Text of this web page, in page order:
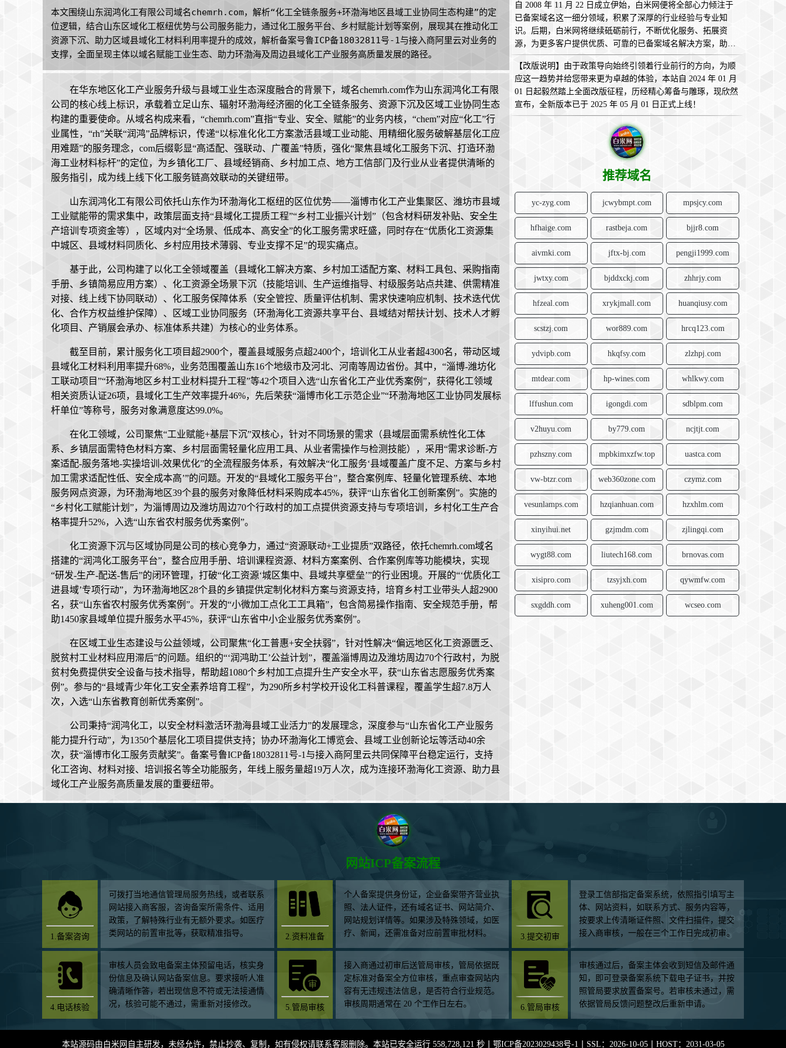
本文围绕山东润鸿化工有限公司域名chemrh.com，解析“化工全链条服务+环渤海地区县域工业协同生态构建”的定
位逻辑，结合山东区域化工枢纽优势与公司服务能力，通过化工服务平台、乡村赋能计划等案例，展现其在推动化工
资源下沉、助力区域县域化工材料利用率提升的成效，解析备案号鲁ICP备18032811号-1与接入商阿里云对业务的
支撑，全面呈现主体以域名赋能工业生态、助力环渤海及周边县域化工产业服务高质量发展的路径。
在华东地区化工产业服务升级与县域工业生态深度融合的背景下，域名chemrh.com作为山东润鸿化工有限
公司的核心线上标识，承载着立足山东、辐射环渤海经济圈的化工全链条服务、资源下沉及区域工业协同生态
构建的重要使命。从域名构成来看，“chemrh.com”直指“专业、安全、赋能”的业务内核，“chem”对应“化工”行
业属性，“rh”关联“润鸿”品牌标识，传递“以标准化化工方案激活县域工业动能、用精细化服务破解基层化工应
用难题”的服务理念，com后缀彰显“高适配、强联动、广覆盖”特质，强化“聚焦县域化工服务下沉、打造环渤
海工业材料标杆”的定位，为乡镇化工厂、县域经销商、乡村加工点、地方工信部门及行业从业者提供清晰的
服务指引，成为线上线下化工服务链高效联动的关键纽带。
山东润鸿化工有限公司依托山东作为环渤海化工枢纽的区位优势——淄博市化工产业集聚区、潍坊市县域
工业赋能带的需求集中，政策层面支持“县域化工提质工程”“乡村工业振兴计划”（包含材料研发补贴、安全生
产培训专项资金等），区域内对“全场景、低成本、高安全”的化工服务需求旺盛，同时存在“优质化工资源集
中城区、县域材料同质化、乡村应用技术薄弱、专业支撑不足”的现实痛点。
基于此，公司构建了以化工全领域覆盖（县域化工解决方案、乡村加工适配方案、材料工具包、采购指南
手册、乡镇简易应用方案）、化工资源全场景下沉（技能培训、生产运维指导、村级服务站点共建、供需精准
对接、线上线下协同联动）、化工服务保障体系（安全管控、质量评估机制、需求快速响应机制、技术迭代优
化、合作方权益维护保障）、区域工业协同服务（环渤海化工资源共享平台、县域结对帮扶计划、技术人才孵
化项目、产销展会承办、标准体系共建）为核心的业务体系。
截至目前，累计服务化工项目超2900个，覆盖县域服务点超2400个，培训化工从业者超4300名，带动区域
县域化工材料利用率提升68%，业务范围覆盖山东16个地级市及河北、河南等周边省份。其中，“淄博-潍坊化
工联动项目”“环渤海地区乡村工业材料提升工程”等42个项目入选“山东省化工产业优秀案例”，获得化工领域
相关资质认证26项，县域化工生产效率提升46%，先后荣获“淄博市化工示范企业”“环渤海地区工业协同发展标
杆单位”等称号，服务对象满意度达99.0%。
在化工领域，公司聚焦“工业赋能+基层下沉”双核心，针对不同场景的需求（县域层面需系统性化工体
系、乡镇层面需特色材料方案、乡村层面需轻量化应用工具、从业者需操作与检测技能），采用“需求诊断-方
案适配-服务落地-实操培训-效果优化”的全流程服务体系，有效解决“化工服务‘县域覆盖广度不足、方案与乡村
加工需求适配性低、安全成本高’”的问题。开发的“县域化工服务平台”，整合案例库、轻量化管理系统、本地
服务网点资源，为环渤海地区39个县的服务对象降低材料采购成本45%，获评“山东省化工创新案例”。实施的
“乡村化工赋能计划”，为淄博周边及潍坊周边70个行政村的加工点提供资源支持与专项培训，乡村化工生产合
格率提升52%，入选“山东省农村服务优秀案例”。
化工资源下沉与区域协同是公司的核心竞争力，通过“资源联动+工业提质”双路径，依托chemrh.com域名
搭建的“润鸿化工服务平台”，整合应用手册、培训课程资源、材料方案案例、合作案例库等功能模块，实现
“研发-生产-配送-售后”的闭环管理，打破“化工资源‘城区集中、县域共享壁垒’”的行业困境。开展的“‘优质化工
进县域’专项行动”，为环渤海地区28个县的乡镇提供定制化材料方案与资源支持，培育乡村工业带头人超2900
名，获“山东省农村服务优秀案例”。开发的“小微加工点化工工具箱”，包含简易操作指南、安全规范手册，帮
助1450家县域单位提升服务水平45%，获评“山东省中小企业服务优秀案例”。
在区域工业生态建设与公益领域，公司聚焦“化工普惠+安全扶弱”，针对性解决“偏远地区化工资源匮乏、
脱贫村工业材料应用滞后”的问题。组织的“‘润鸿助工’公益计划”，覆盖淄博周边及潍坊周边70个行政村，为脱
贫村免费提供安全设备与技术指导，帮助超1080个乡村加工点提升生产安全水平，获“山东省志愿服务优秀案
例”。参与的“县域青少年化工安全素养培育工程”，为290所乡村学校开设化工科普课程，覆盖学生超7.8万人
次，入选“山东省教育创新优秀案例”。
公司秉持“润鸿化工，以安全材料激活环渤海县域工业活力”的发展理念，深度参与“山东省化工产业服务
能力提升行动”，为1350个基层化工项目提供支持；协办环渤海化工博览会、县域工业创新论坛等活动40余
次，获“淄博市化工服务贡献奖”。备案号鲁ICP备18032811号-1与接入商阿里云共同保障平台稳定运行，支持
化工咨询、材料对接、培训报名等全功能服务，年线上服务量超19万人次，成为连接环渤海化工资源、助力县
域化工产业服务高质量发展的重要纽带。
自 2008 年 11 月 22 日成立伊始，白米网便将全部心力倾注于
已备案域名这一细分领域，积累了深厚的行业经验与专业知
识。后期，白米网将继续砥砺前行，不断优化服务、拓展资
源，为更多客户提供优质、可靠的已备案域名解决方案，助您
在互联网的广袤天地中畅意翱翔，实现无限可能！
【改版说明】由于政策导向始终引领着行业前行的方向，为顺
应这一趋势并给您带来更为卓越的体验，本站自 2024 年 01 月
01 日起毅然踏上全面改版征程，历经精心筹备与雕琢，现欣然
宣布，全新版本已于 2025 年 05 月 01 日正式上线！
推荐域名
yc-zyg.com jcwybmpt.com mpsjcy.com
hfhaige.com rastbeja.com bjjr8.com
aivmki.com jftx-bj.com pengji1999.com
jwtxy.com bjddxckj.com zhhrjy.com
hfzeal.com xrykjmall.com huanqiusy.com
scstzj.com wor889.com hrcq123.com
ydvipb.com hkqfsy.com zlzhpj.com
mtdear.com hp-wines.com whlkwy.com
lffushun.com igongdi.com sdblpm.com
v2huyu.com by779.com ncjtjt.com
pzhszny.com mpbkimxzfw.top uastca.com
vw-btzr.com web360zone.com czymz.com
vesunlamps.com hzqianhuan.com hzxhlm.com
xinyihui.net gzjmdm.com zjlingqi.com
wygt88.com liutech168.com brnovas.com
xisipro.com tzsyjxh.com qywmfw.com
sxgddh.com xuheng001.com wcseo.com
网站ICP备案流程
1.备案咨询
可拨打当地通信管理局服务热线，或者联系
网站接入商客服，咨询备案所需条件、适用
政策，了解特殊行业有无额外要求。如医疗
类网站的前置审批等，获取精准指导。
2.资料准备
个人备案提供身份证，企业备案带齐营业执
照、法人证件，还有域名证书、网站简介、
网站规划详情等。如果涉及特殊领域，如医
疗、新闻，还需准备对应前置审批材料。
3.提交初审
登录工信部指定备案系统，依照指引填写主
体、网站资料，如联系方式、服务内容等，
按要求上传清晰证件照、文件扫描件，提交
接入商审核，一般在三个工作日完成初审。
4.电话核验
审核人员会致电备案主体预留电话，核实身
份信息及确认网站备案信息。要求接听人准
确清晰作答，若出现信息不符或无法接通情
况，核验可能不通过，需重新对接修改。
5.管局审核
接入商通过初审后送管局审核，管局依据既
定标准对备案全方位审核，重点审查网站内
容有无违规违法信息，是否符合行业规范。
审核周期通常在 20 个工作日左右。
6.管局审核
审核通过后，备案主体会收到短信及邮件通
知，即可登录备案系统下载电子证书，并按
照管局要求放置备案号。若审核未通过，需
依据管局反馈问题整改后重新申请。
本站源码由 白米网 自主研发，未经允许，禁止抄袭、复制，如有侵权请联系客服删除。本站已安全运行 558,728,121 秒丨 鄂ICP备2023029438号-1 丨SSL：2026-10-05丨HOST：2031-03-05